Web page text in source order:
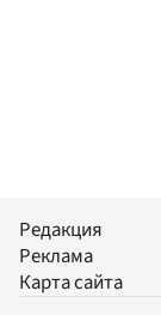
Редакция
Реклама
Карта сайта